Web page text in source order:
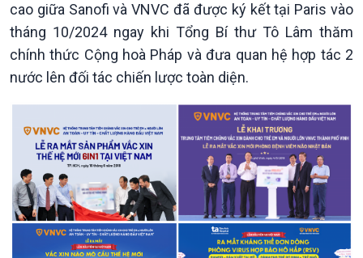
cao giữa Sanofi và VNVC đã được ký kết tại Paris vào
tháng 10/2024 ngay khi Tổng Bí thư Tô Lâm thăm
chính thức Cộng hoà Pháp và đưa quan hệ hợp tác 2
nước lên đối tác chiến lược toàn diện.